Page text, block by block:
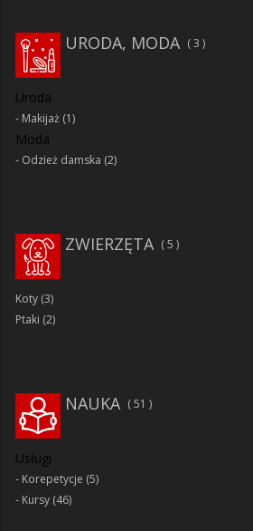
URODA, MODA 3
Uroda
Makijaż (1)
Moda
Odzież damska (2)
ZWIERZĘTA 5
Koty (3)
Ptaki (2)
51
NAUKA
Usługi
Korepetycje (5)
Kursy (46)